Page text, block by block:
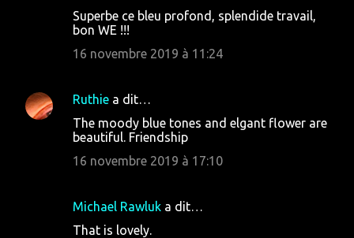
e
n
Superbe ce bleu profond, splendide travail,
bon WE !!!
16 novembre 2019 à 11:24
Ruthie a dit…
The moody blue tones and elgant flower are
beautiful. Friendship
16 novembre 2019 à 17:10
Michael Rawluk a dit…
That is lovely.